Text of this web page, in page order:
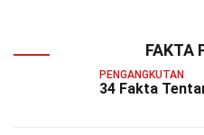
FAKTA
PENGANGKUTAN
34 Fakta